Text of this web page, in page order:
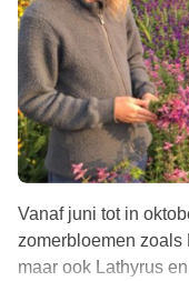
Vanaf juni tot in
zomerbloemen zoals
maar ook Lathyrus